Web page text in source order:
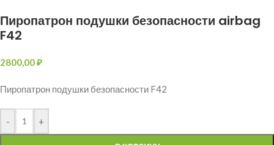
Пиропатрон подушки безопасности airbag
F42
2800,00₽
Пиропатрон подушки безопасности F42
- +